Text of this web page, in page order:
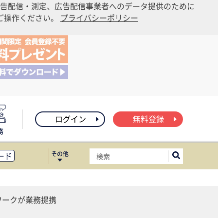
配信・測定、広告配信事業者へのデータ提供のために
作ください。 プライバシーポリシー
ログイン 無料登録
ド
ス移転
その他
クが業務提携